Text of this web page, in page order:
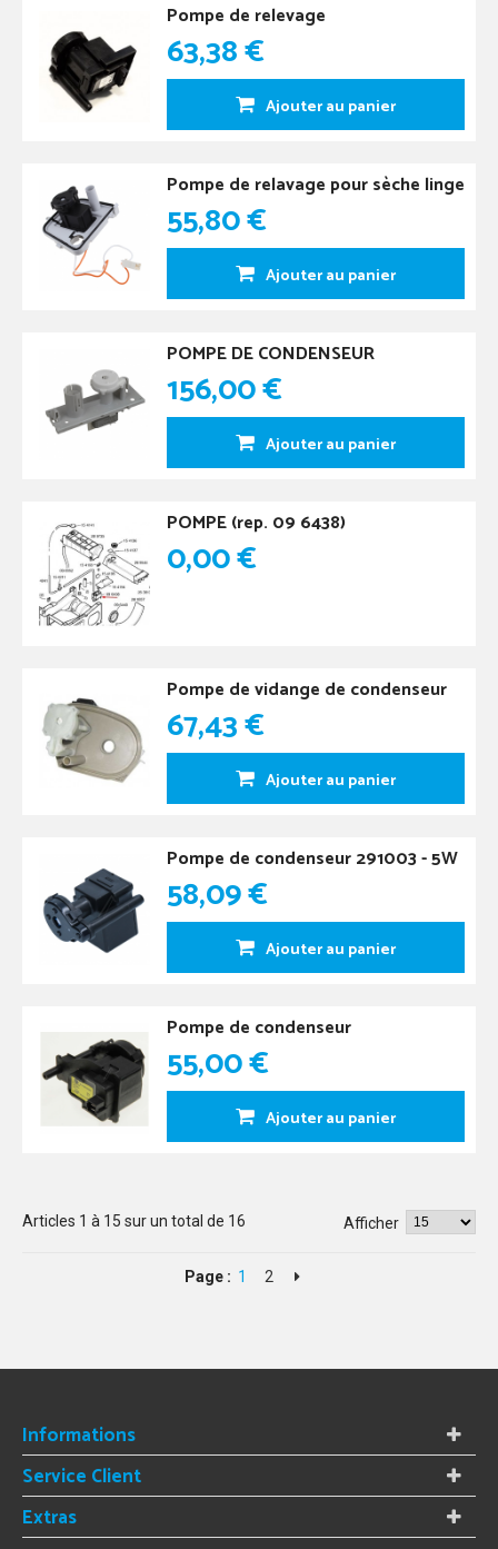
Pompe de relevage
63,38 €
Ajouter au panier
Pompe de relavage pour sèche linge
55,80 €
Ajouter au panier
POMPE DE CONDENSEUR
156,00 €
Ajouter au panier
POMPE (rep. 09 6438)
0,00 €
Pompe de vidange de condenseur
67,43 €
Ajouter au panier
Pompe de condenseur 291003 - 5W
58,09 €
Ajouter au panier
Pompe de condenseur
55,00 €
Ajouter au panier
Articles 1 à 15 sur un total de 16 Afficher
Page : 1 2
Informations
Service Client
Extras